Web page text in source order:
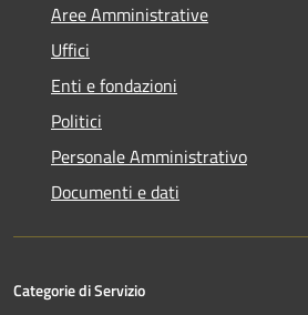
Aree Amministrative
Uffici
Enti e fondazioni
Politici
Personale Amministrativo
Documenti e dati
Categorie di Servizio